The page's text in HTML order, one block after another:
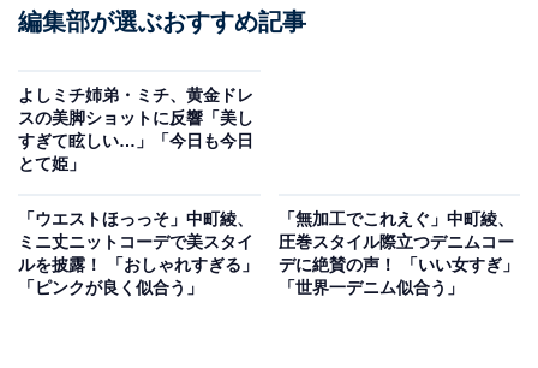
編集部が選ぶおすすめ記事
よしミチ姉弟・ミチ、黄金ドレ
スの美脚ショットに反響「美し
すぎて眩しい…」「今日も今日
とて姫」
「ウエストほっっそ」中町綾、
ミニ丈ニットコーデで美スタイ
ルを披露！ 「おしゃれすぎる」
「ピンクが良く似合う」
「無加工でこれえぐ」中町綾、
圧巻スタイル際立つデニムコー
デに絶賛の声！ 「いい女すぎ」
「世界一デニム似合う」